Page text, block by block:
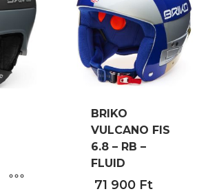
BRIKO
VULCANO FIS
6.8 – RB –
FLUID
71 900 Ft